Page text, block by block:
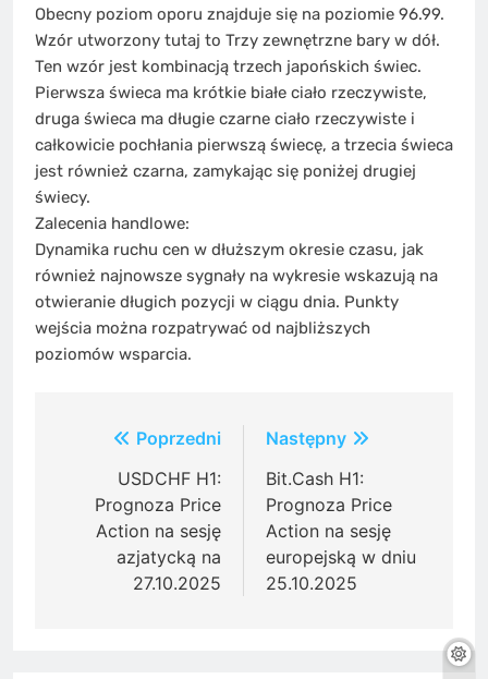
Obecny poziom oporu znajduje się na poziomie 96.99.
Wzór utworzony tutaj to Trzy zewnętrzne bary w dół.
Ten wzór jest kombinacją trzech japońskich świec.
Pierwsza świeca ma krótkie białe ciało rzeczywiste,
druga świeca ma długie czarne ciało rzeczywiste i
całkowicie pochłania pierwszą świecę, a trzecia świeca
jest również czarna, zamykając się poniżej drugiej
świecy.
Zalecenia handlowe:
Dynamika ruchu cen w dłuższym okresie czasu, jak
również najnowsze sygnały na wykresie wskazują na
otwieranie długich pozycji w ciągu dnia. Punkty
wejścia można rozpatrywać od najbliższych
poziomów wsparcia.
navigation
Poprzedni
USDCHF H1:
Prognoza Price
Action na sesję
azjatycką na
27.10.2025
Następny
Bit.Cash H1:
Prognoza Price
Action na sesję
europejską w dniu
25.10.2025